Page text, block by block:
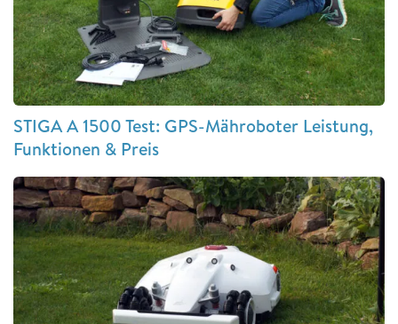
STIGA A 1500 Test: GPS-Mähroboter Leistung,
Funktionen & Preis